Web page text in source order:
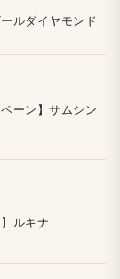
ルダイヤモンド
ーン】サムシン
ルキナ